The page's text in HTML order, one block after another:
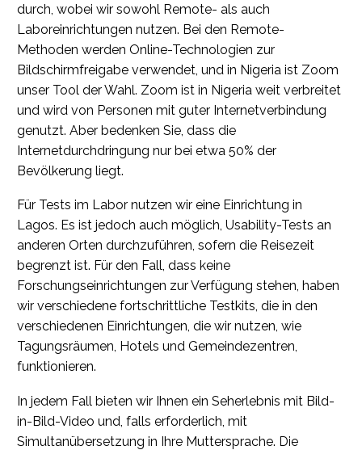
durch, wobei wir sowohl Remote- als auch
Laboreinrichtungen nutzen. Bei den Remote-
Methoden werden Online-Technologien zur
Bildschirmfreigabe verwendet, und in Nigeria ist Zoom
unser Tool der Wahl. Zoom ist in Nigeria weit verbreitet
und wird von Personen mit guter Internetverbindung
genutzt. Aber bedenken Sie, dass die
Internetdurchdringung nur bei etwa 50% der
Bevölkerung liegt.
Für Tests im Labor nutzen wir eine Einrichtung in
Lagos. Es ist jedoch auch möglich, Usability-Tests an
anderen Orten durchzuführen, sofern die Reisezeit
begrenzt ist. Für den Fall, dass keine
Forschungseinrichtungen zur Verfügung stehen, haben
wir verschiedene fortschrittliche Testkits, die in den
verschiedenen Einrichtungen, die wir nutzen, wie
Tagungsräumen, Hotels und Gemeindezentren,
funktionieren.
In jedem Fall bieten wir Ihnen ein Seherlebnis mit Bild-
in-Bild-Video und, falls erforderlich, mit
Simultanübersetzung in Ihre Muttersprache. Die